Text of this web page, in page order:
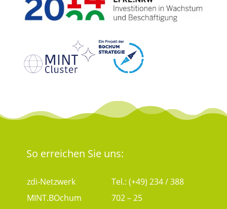
So erreichen Sie uns:
zdi-Netzwerk
MINT.BOchum
Tel.: (+49) 234 / 388
702 – 25